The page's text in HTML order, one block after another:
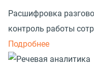
Расшифровка
контроль работы
Подробнее